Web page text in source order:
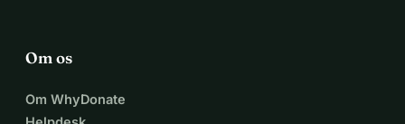
Om os
Om WhyDonate